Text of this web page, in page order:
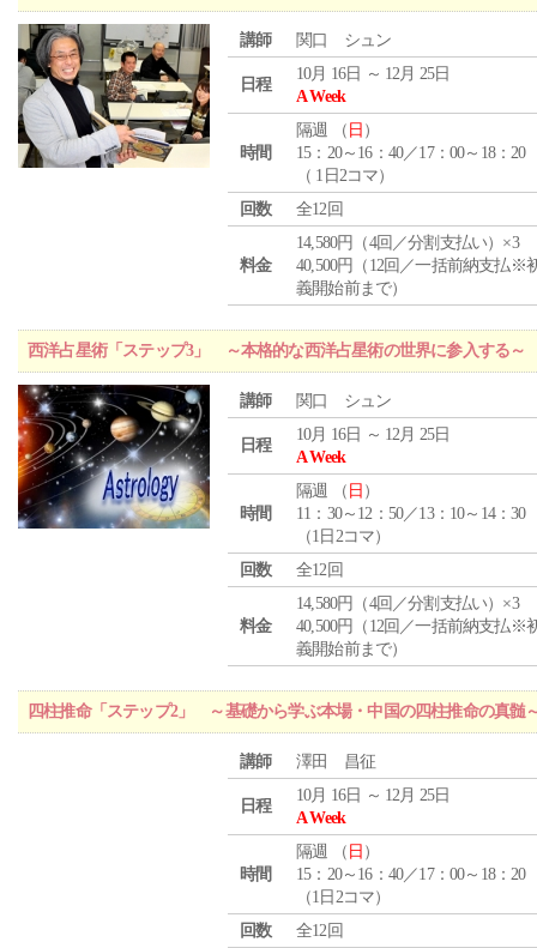
講師 関口 シュン
日程
10月 16日 ～ 12月 25日
A Week
時間
隔週 （ 日 ）
15：20～16：40／17：00～18：20
（ 1日2コマ）
回数
全12回
料金
14,580円（4回／分割支払い）×3
40,500円（12回／一括前納支払※
義開始前まで）
西洋占星術「ステップ3」 ～本格的な西洋占星術の世界に参入する～
講師 関口 シュン
日程
10月 16日 ～ 12月 25日
A Week
時間
隔週 （ 日 ）
11：30～12：50／13：10～14：30
（1日2コマ）
回数
全12回
料金
14,580円（4回／分割支払い）×3
40,500円（12回／一括前納支払※
義開始前まで）
四柱推命「ステップ2」 ～基礎から学ぶ本場・中国の四柱推命の真髄
講師 澤田 昌征
日程
10月 16日 ～ 12月 25日
A Week
時間
隔週 （ 日 ）
15：20～16：40／17：00～18：20
（1日2コマ）
回数
全12回